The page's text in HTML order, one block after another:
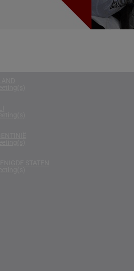
KONINKRIJK
STATEN